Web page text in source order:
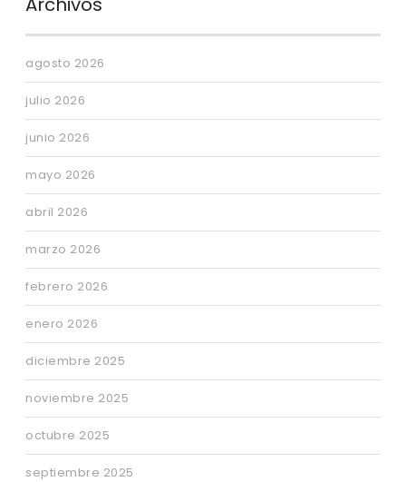
agosto 2026
julio 2026
junio 2026
mayo 2026
abril 2026
marzo 2026
febrero 2026
enero 2026
diciembre 2025
noviembre 2025
octubre 2025
septiembre 2025